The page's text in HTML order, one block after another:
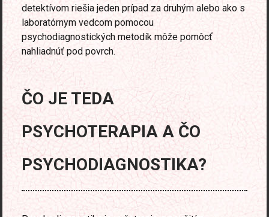
detektívom riešia jeden prípad za druhým alebo ako s
laboratórnym vedcom pomocou
psychodiagnostických metodík môže pomôcť
nahliadnúť pod povrch.
ČO JE TEDA
PSYCHOTERAPIA A ČO
PSYCHODIAGNOSTIKA?